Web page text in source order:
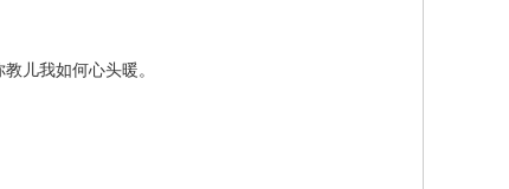
儿我如何心头暖。